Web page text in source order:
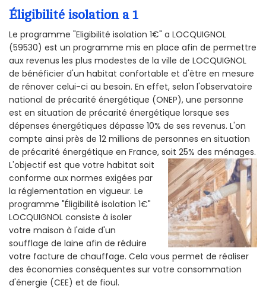
Éligibilité isolation a 1
Le programme "Eligibilité isolation 1€" a LOCQUIGNOL
(59530) est un programme mis en place afin de permettre
aux revenus les plus modestes de la ville de LOCQUIGNOL
de bénéficier d'un habitat confortable et d'être en mesure
de rénover celui-ci au besoin. En effet, selon l'observatoire
national de précarité énergétique (ONEP), une personne
est en situation de précarité énergétique lorsque ses
dépenses énergétiques dépasse 10% de ses revenus. L'on
compte ainsi près de 12 millions de personnes en situation
de précarité énergétique en France, soit 25% des ménages.
L'objectif est que votre habitat soit
conforme aux normes exigées par
la réglementation en vigueur. Le
programme "Éligibilité isolation 1€"
LOCQUIGNOL consiste à isoler
votre maison à l'aide d'un
soufflage de laine afin de réduire
votre facture de chauffage. Cela vous permet de réaliser
des économies conséquentes sur votre consommation
d'énergie (CEE) et de fioul.